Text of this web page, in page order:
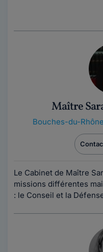
Maître
Bouches-du-Rhône
Le Cabinet de Maître
missions différentes
: le Conseil et la